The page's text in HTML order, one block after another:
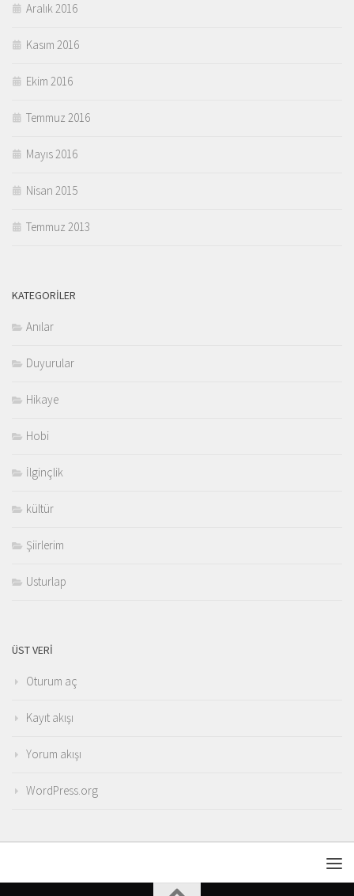
Aralık 2016
Kasım 2016
Ekim 2016
Temmuz 2016
Mayıs 2016
Nisan 2015
Temmuz 2013
KATEGORILER
Anılar
Duyurular
Hikaye
Hobi
İlginçlik
kültür
Şiirlerim
Usturlap
ÜST VERI
Oturum aç
Kayıt akışı
Yorum akışı
WordPress.org